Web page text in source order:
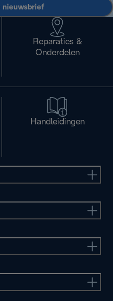
nieuwsbrief
Reparaties &
Onderdelen
Handleidingen